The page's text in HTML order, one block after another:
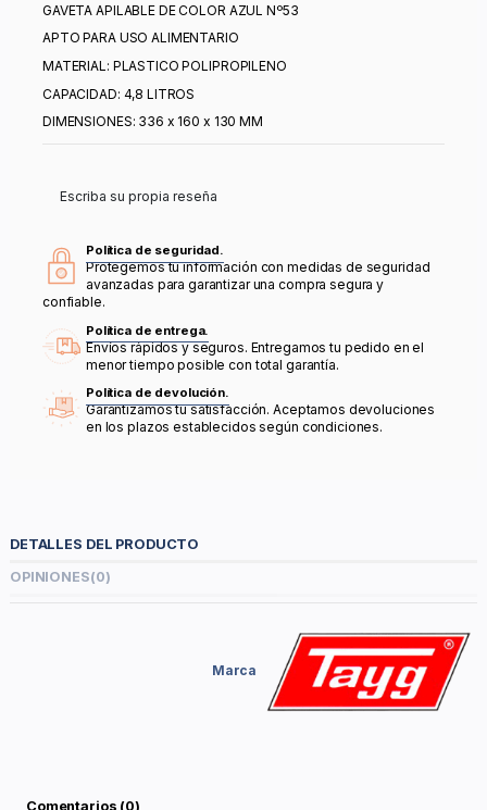
GAVETA APILABLE DE COLOR AZUL Nº53
APTO PARA USO ALIMENTARIO
MATERIAL: PLASTICO POLIPROPILENO
CAPACIDAD: 4,8 LITROS
DIMENSIONES: 336 x 160 x 130 MM
Escriba su propia reseña
Política de seguridad.
Protegemos tu información con medidas de seguridad
avanzadas para garantizar una compra segura y
confiable.
Política de entrega.
Envíos rápidos y seguros. Entregamos tu pedido en el
menor tiempo posible con total garantía.
Política de devolución.
Garantizamos tu satisfacción. Aceptamos devoluciones
en los plazos establecidos según condiciones.
DETALLES DEL PRODUCTO
OPINIONES(0)
Marca
Comentarios (0)